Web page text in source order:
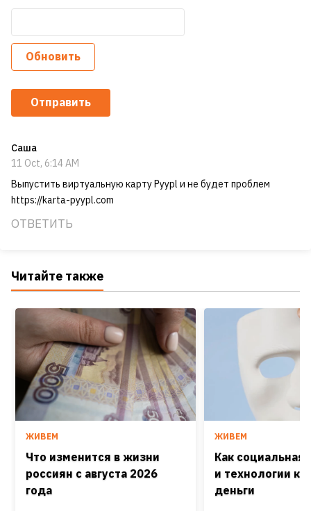
Обновить
Отправить
Саша
11 Oct, 6:14 AM
Выпустить виртуальную карту Pyypl и не будет проблем
https://karta-pyypl.com
ОТВЕТИТЬ
Читайте также
ЖИВЕМ
Что изменится в жизни
россиян с августа 2026
года
ЖИВЕМ
Как
и технологии
деньги